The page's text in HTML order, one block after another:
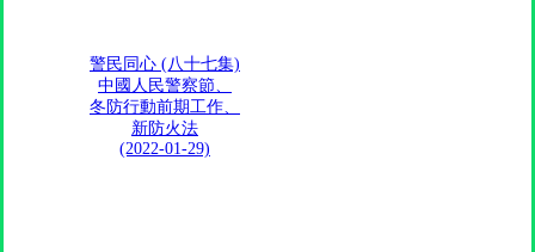
警民同心 (八十七集)
中國人民警察節、
冬防行動前期工作、
新防火法
(2022-01-29)